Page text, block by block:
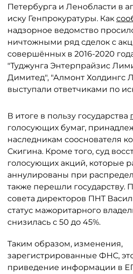
Петербурга и Ленобласти в
иску Генпрокуратуры. Как
надзорное ведомство
ничтожными ряд сделок с
совершённых в 2016-2020
"Туджунга Энтерпрайзис
Димитед", "Алмонт Холдингс
выступали ответчиками по
В итоге в пользу государства
голосующих бумаг,
наследникам сооснователя
Скигина. Кроме того, суд
голосующих акций, которые
аннулированы при
также перешли государству.
совета директоров ПНТ
статус мажоритарного
снизилась с 50 до 45%.
Таким образом, изменения,
зарегистрированные ФНС,
приведение информации в